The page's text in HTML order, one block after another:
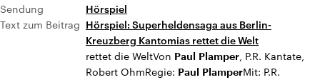
Sendung
Hörspiel
Text zum Beitrag Hörspiel: Superheldensaga aus Berlin-
Kreuzberg Kantomias rettet die Welt
rettet die WeltVon Paul Plamper
, P.R. Kantate,
Robert OhmRegie: Paul PlamperMit: P.R.